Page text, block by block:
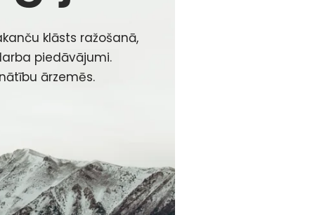
klāsts ražošanā,
piedāvājumi.
ārzemēs.